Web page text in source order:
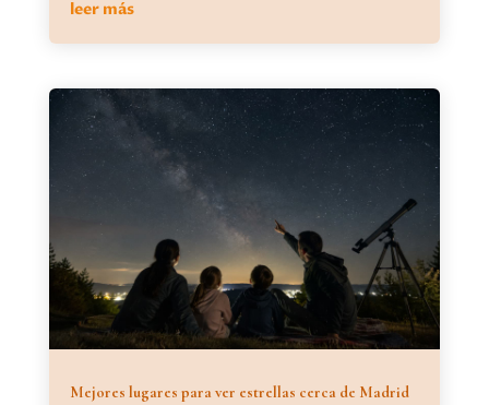
leer más
Mejores lugares para ver estrellas cerca de Madrid